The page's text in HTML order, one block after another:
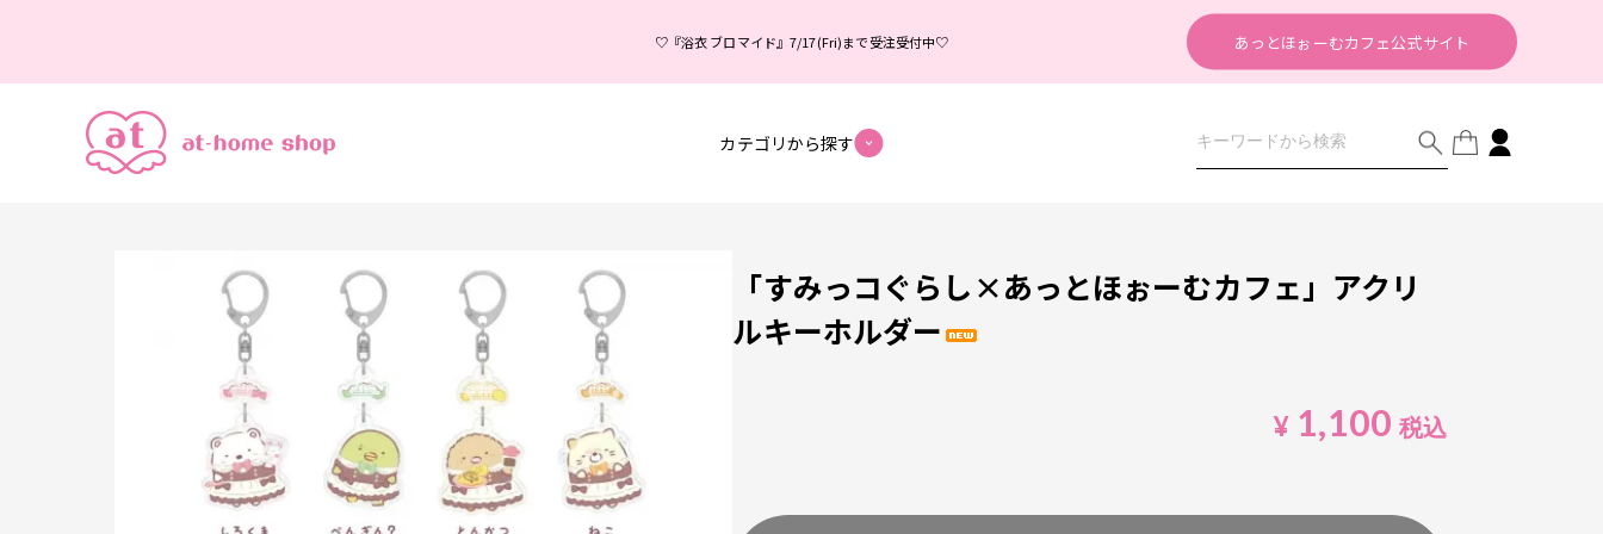
♡『浴衣 ブロマイド』7/17(Fri)まで受注受付中♡ あっとほぉーむカフェ公式サイト
カテゴリから探す
「すみっコぐらし×あっとほぉーむカフェ」アクリ
ルキーホルダー
¥ 1,100税込